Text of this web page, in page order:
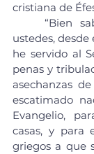
cristiana de
	“Bien saben cómo me he comportado entre
ustedes,
he servido al
penas y
asechanzas
escatimado
Evangelio,
casas, y para
griegos a que